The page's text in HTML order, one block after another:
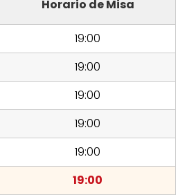
Horario de Misa
19:00
19:00
19:00
19:00
19:00
19:00